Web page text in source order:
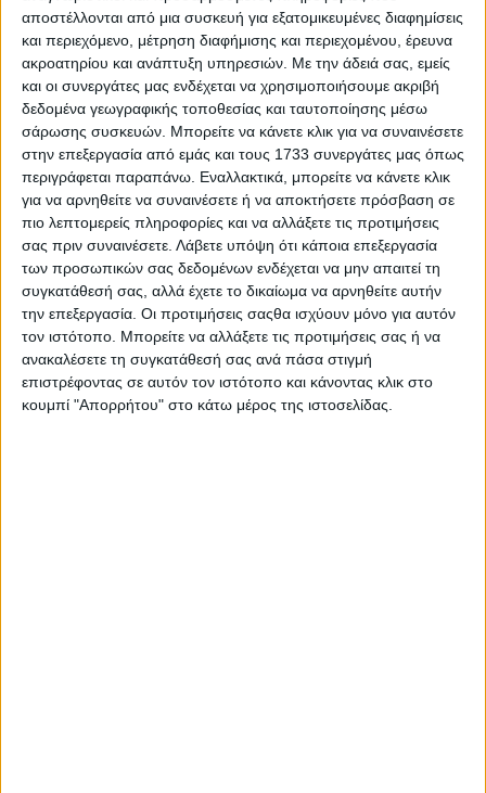
αποστέλλονται από μια συσκευή για εξατομικευμένες διαφημίσεις
και περιεχόμενο, μέτρηση διαφήμισης και περιεχομένου, έρευνα
ακροατηρίου και ανάπτυξη υπηρεσιών. Με την άδειά σας, εμείς
και οι συνεργάτες μας ενδέχεται να χρησιμοποιήσουμε ακριβή
δεδομένα γεωγραφικής τοποθεσίας και ταυτοποίησης μέσω
σάρωσης συσκευών. Μπορείτε να κάνετε κλικ για να συναινέσετε
στην επεξεργασία από εμάς και τους 1733 συνεργάτες μας όπως
περιγράφεται παραπάνω. Εναλλακτικά, μπορείτε να κάνετε κλικ
για να αρνηθείτε να συναινέσετε ή να αποκτήσετε πρόσβαση σε
πιο λεπτομερείς πληροφορίες και να αλλάξετε τις προτιμήσεις
σας πριν συναινέσετε. Λάβετε υπόψη ότι κάποια επεξεργασία
των προσωπικών σας δεδομένων ενδέχεται να μην απαιτεί τη
συγκατάθεσή σας, αλλά έχετε το δικαίωμα να αρνηθείτε αυτήν
την επεξεργασία. Οι προτιμήσεις σαςθα ισχύουν μόνο για αυτόν
τον ιστότοπο. Μπορείτε να αλλάξετε τις προτιμήσεις σας ή να
ανακαλέσετε τη συγκατάθεσή σας ανά πάσα στιγμή
επιστρέφοντας σε αυτόν τον ιστότοπο και κάνοντας κλικ στο
κουμπί "Απορρήτου" στο κάτω μέρος της ιστοσελίδας.
Αρχική
Ελλάδα
Πολιτική
Εθνικά θέματα
Οικονομία
Αστυνομικό
Διεθνή
Επικοινωνία
Αναζήτηση
Αρχική